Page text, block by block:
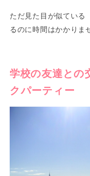
ただ見た目が似ている
るのに時間はかかりま
学校の友達と
クパーティー